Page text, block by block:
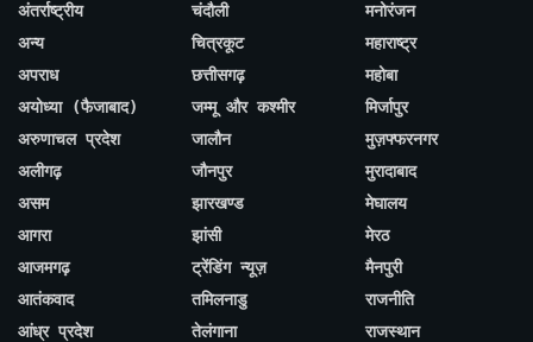
अंतर्राष्ट्रीय
अन्य
अपराध
अयोध्या (फैजाबाद)
अरुणाचल प्रदेश
अलीगढ़
असम
आगरा
आजमगढ़
आतंकवाद
आंध्र प्रदेश
चंदौली
चित्रकूट
छत्तीसगढ़
जम्मू और कश्मीर
जालौन
जौनपुर
झारखण्ड
झांसी
ट्रेंडिंग न्यूज़
तमिलनाडु
तेलंगाना
मनोरंजन
महाराष्ट्र
महोबा
मिर्जापुर
मुज़फ्फरनगर
मुरादाबाद
मेघालय
मेरठ
मैनपुरी
राजनीति
राजस्थान